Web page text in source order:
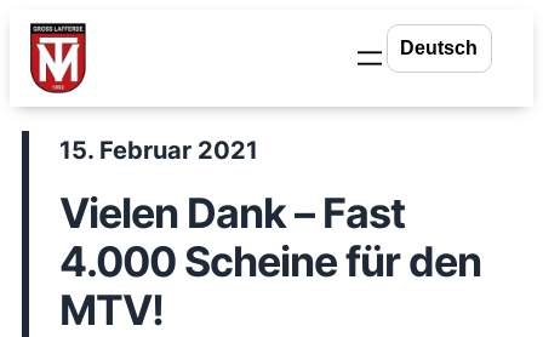
Zum
Inhalt
springen
15. Februar 2021
Vielen Dank – Fast
4.000 Scheine für den
MTV!